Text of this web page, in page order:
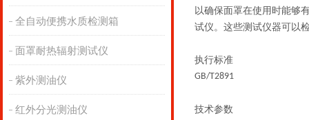
全自动便携水质检测箱
面罩耐热辐射测试仪
紫外测油仪
红外分光测油仪
以确保面罩在使用时能够
试仪。这些测试仪器可以
执行标准
GB/T2891
技术参数